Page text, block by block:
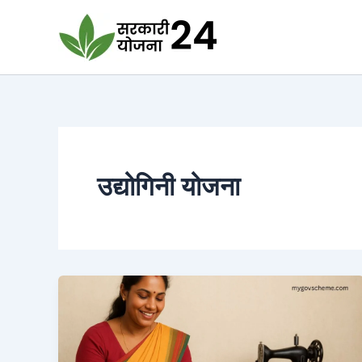
उद्योगिनी योजना